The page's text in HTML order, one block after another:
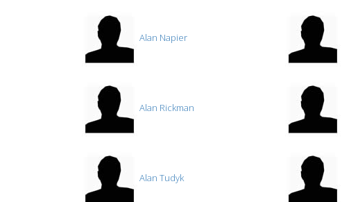
Alan Napier
Alan Rickman
Alan Tudyk